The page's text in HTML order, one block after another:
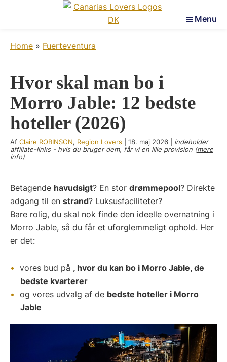
content
sidebar
Lovers
dine
De
Kanariske
Øer
Menu
Home » Fuerteventura
Hvor skal man bo i
Morro Jable: 12 bedste
hoteller (2026)
Af Claire ROBINSON, Region Lovers 18. maj 2026
indeholder
affiliate-links - hvis du bruger dem, får vi en lille provision (mere
info)
Betagende havudsigt? En stor drømmepool? Direkte
adgang til en strand? Luksusfaciliteter?
Bare rolig, du skal nok finde den ideelle overnatning i
Morro Jable, så du får et uforglemmeligt ophold. Her
er det:
vores bud på , hvor du kan bo i Morro Jable, de
bedste kvarterer
og vores udvalg af de bedste hoteller i Morro
Jable